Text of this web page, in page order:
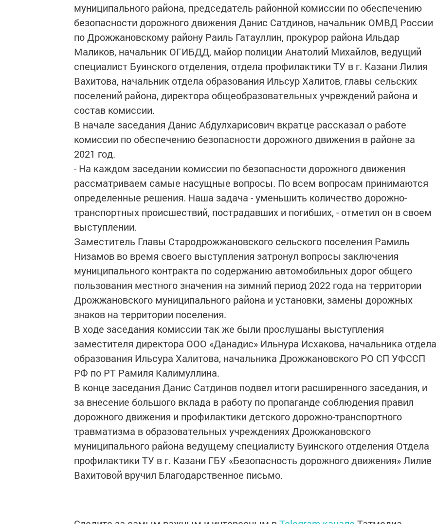
муниципального района, председатель районной комиссии по обеспечению
безопасности дорожного движения Данис Сатдинов, начальник ОМВД России
по Дрожжановскому району Раиль Гатауллин, прокурор района Ильдар
Маликов, начальник ОГИБДД, майор полиции Анатолий Михайлов, ведущий
специалист Буинского отделения, отдела профилактики ТУ в г. Казани Лилия
Вахитова, начальник отдела образования Ильсур Халитов, главы сельских
поселений района, директора общеобразовательных учреждений района и
состав комиссии.
В начале заседания Данис Абдулхарисович вкратце рассказал о работе
комиссии по обеспечению безопасности дорожного движения в районе за
2021 год.
- На каждом заседании комиссии по безопасности дорожного движения
рассматриваем самые насущные вопросы. По всем вопросам принимаются
определенные решения. Наша задача - уменьшить количество дорожно-
транспортных происшествий, пострадавших и погибших, - отметил он в своем
выступлении.
Заместитель Главы Стародрожжановского сельского поселения Рамиль
Низамов во время своего выступления затронул вопросы заключения
муниципального контракта по содержанию автомобильных дорог общего
пользования местного значения на зимний период 2022 года на территории
Дрожжановского муниципального района и установки, замены дорожных
знаков на территории поселения.
В ходе заседания комиссии так же были прослушаны выступления
заместителя директора ООО «Данадис» Ильнура Исхакова, начальника отдела
образования Ильсура Халитова, начальника Дрожжановского РО СП УФССП
РФ по РТ Рамиля Калимуллина.
В конце заседания Данис Сатдинов подвел итоги расширенного заседания, и
за внесение большого вклада в работу по пропаганде соблюдения правил
дорожного движения и профилактики детского дорожно-транспортного
травматизма в образовательных учреждениях Дрожжановского
муниципального района ведущему специалисту Буинского отделения Отдела
профилактики ТУ в г. Казани ГБУ «Безопасность дорожного движения» Лилие
Вахитовой вручил Благодарственное письмо.